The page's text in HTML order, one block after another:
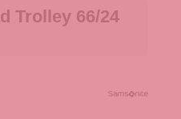
Trolley 66/24